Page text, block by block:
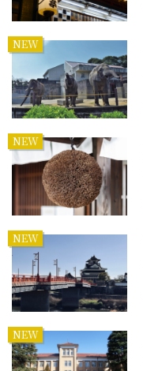
NEW
NEW
NEW
NEW